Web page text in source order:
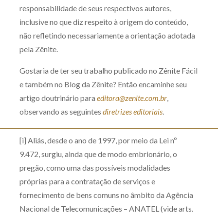
responsabilidade de seus respectivos autores,
inclusive no que diz respeito à origem do conteúdo,
não refletindo necessariamente a orientação adotada
pela Zênite.
Gostaria de ter seu trabalho publicado no Zênite Fácil
e também no Blog da Zênite? Então encaminhe seu
artigo doutrinário para editora@zenite.com.br,
observando as seguintes diretrizes editoriais.
[i] Aliás, desde o ano de 1997, por meio da Lei nº
9.472, surgiu, ainda que de modo embrionário, o
pregão, como uma das possíveis modalidades
próprias para a contratação de serviços e
fornecimento de bens comuns no âmbito da Agência
Nacional de Telecomunicações – ANATEL (vide arts.